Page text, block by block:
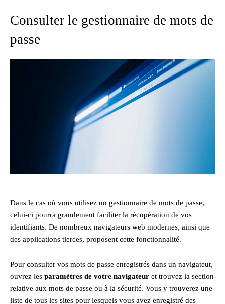
Consulter le gestionnaire de mots de
passe
Dans le cas où vous utilisez un gestionnaire de mots de passe,
celui-ci pourra grandement faciliter la récupération de vos
identifiants. De nombreux navigateurs web modernes, ainsi que
des applications tierces, proposent cette fonctionnalité.
Pour consulter vos mots de passe enregistrés dans un navigateur,
ouvrez les paramètres de votre navigateur et trouvez la section
relative aux mots de passe ou à la sécurité. Vous y trouverez une
liste de tous les sites pour lesquels vous avez enregistré des